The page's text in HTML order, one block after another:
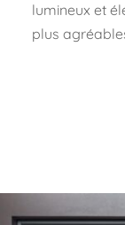
lumineux et
plus